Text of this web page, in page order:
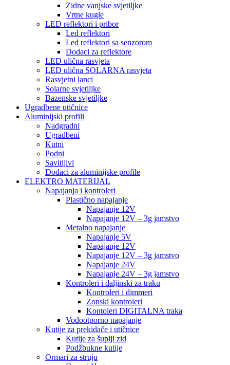
Zidne vanjske svjetiljke
Vrtne kugle
LED reflektori i pribor
Led reflektori
Led reflektori sa senzorom
Dodaci za reflektore
LED ulična rasvjeta
LED ulična SOLARNA rasvjeta
Rasvjetni lanci
Solarne svjetiljke
Bazenske svjetiljke
Ugradbene utičnice
Aluminijski profili
Nadgradni
Ugradbeni
Kutni
Podni
Savitljivi
Dodaci za aluminijske profile
ELEKTRO MATERIJAL
Napajanja i kontroleri
Plastično napajanje
Napajanje 12V
Napajanje 12V – 3g jamstvo
Metalno napajanje
Napajanje 5V
Napajanje 12V
Napajanje 12V – 3g jamstvo
Napajanje 24V
Napajanje 24V – 3g jamstvo
Kontroleri i daljinski za traku
Kontroleri i dimmeri
Zonski kontroleri
Kontoleri DIGITALNA traka
Vodootporno napajanje
Kutije za prekidače i utičnice
Kutije za šuplji zid
Podžbukne kutije
Ormari za struju